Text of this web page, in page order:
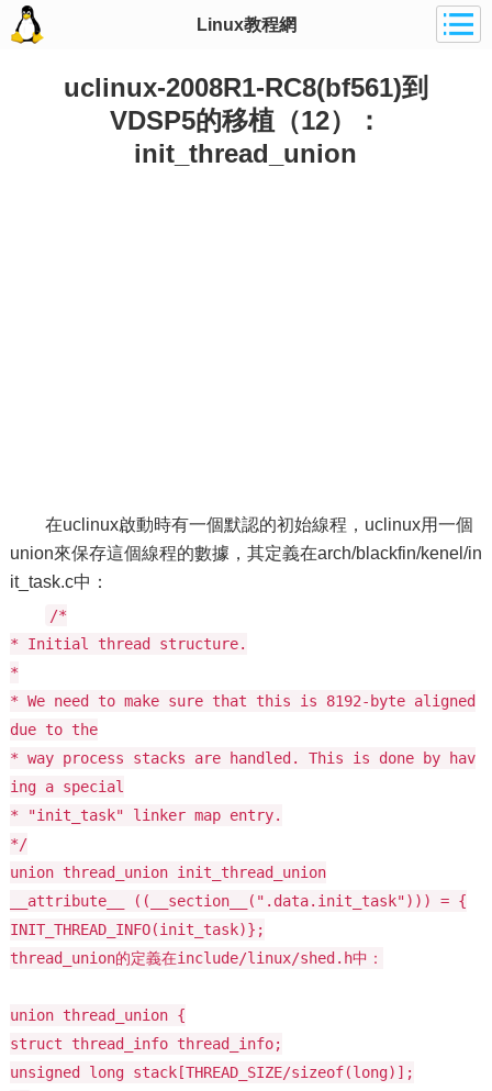
Linux教程網
uclinux-2008R1-RC8(bf561)到
VDSP5的移植（12）：
init_thread_union
在uclinux啟動時有一個默認的初始線程，uclinux用一個
union來保存這個線程的數據，其定義在arch/blackfin/kenel/in
it_task.c中：
/*
* Initial thread structure.
*
* We need to make sure that this is 8192-byte aligned
due to the
* way process stacks are handled. This is done by hav
ing a special
* "init_task" linker map entry.
*/
union thread_union init_thread_union
__attribute__ ((__section__(".data.init_task"))) = {
INIT_THREAD_INFO(init_task)};
thread_union的定義在include/linux/shed.h中：
union thread_union {
struct thread_info thread_info;
unsigned long stack[THREAD_SIZE/sizeof(long)];